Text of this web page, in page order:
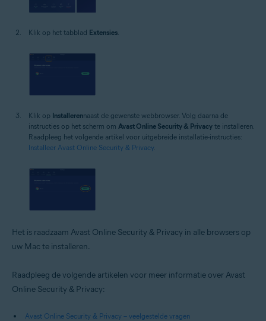
Klik op het tabblad Extensies
Klik op Installerennaast de gewenste webbrowser. Volg daarna de
instructies op het scherm om Avast Online Security & Privacy te installeren.
Raadpleeg het volgende artikel voor uitgebreide installatie-instructies:
Installeer Avast Online Security & Privacy
Het is raadzaam Avast Online Security & Privacy in alle browsers op
uw Mac te installeren.
Raadpleeg de volgende artikelen voor meer informatie over Avast
Online Security & Privacy:
Avast Online Security & Privacy – veelgestelde vragen